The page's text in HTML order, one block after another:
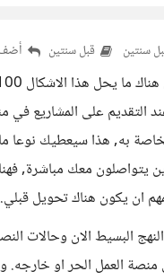
سنتين قبل سنتين
التقديم على المشاريع في
به, هذا سيعطيك نوعا
ان يكون هناك تحويل قبلي.
العمل الحر او خارجه.